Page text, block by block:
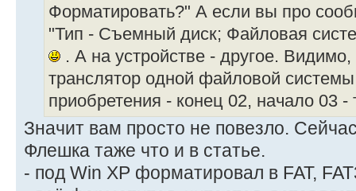
Форматировать?" А если вы про
"Тип - Съемный диск; Файловая
. А на устройстве - другое.
транслятор одной файловой
приобретения - конец 02, начало 03 -
Значит вам просто не повезло.
Флешка таже что и в статье.
- под Win XP форматировал в FAT,